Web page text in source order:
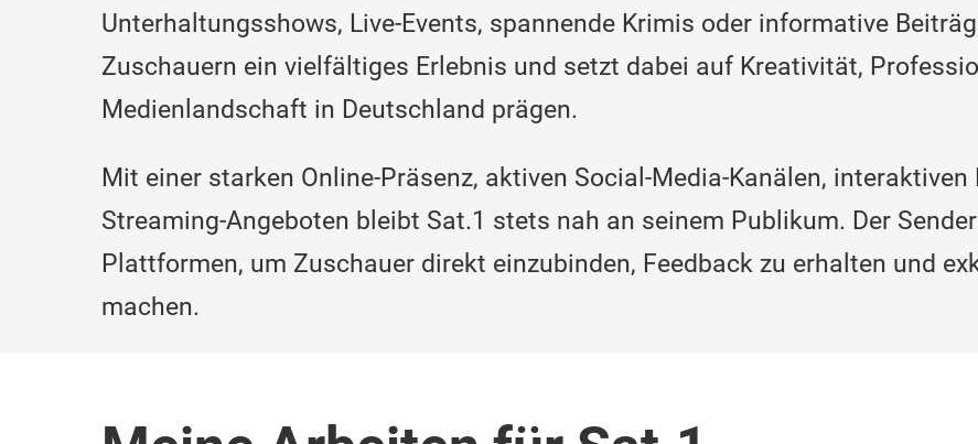
Unterhaltungsshows, Live-Events, spannende Krimis oder informative
Zuschauern ein vielfältiges Erlebnis und setzt dabei auf Kreativität,
Medienlandschaft in Deutschland prägen.
Mit einer starken Online-Präsenz, aktiven Social-Media-Kanälen,
Streaming-Angeboten bleibt Sat.1 stets nah an seinem Publikum. Der
Plattformen, um Zuschauer direkt einzubinden, Feedback zu erhalten und
machen.